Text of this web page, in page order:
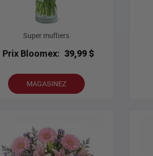
Super mufliers
Prix Bloomex: 39,99 $
MAGASINEZ